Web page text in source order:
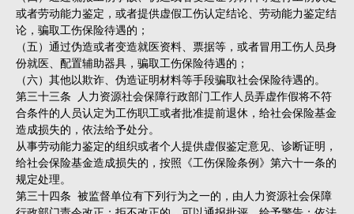
或者劳动能力鉴定，或者提供虚假工伤认定结论、劳动能力鉴定结
论，骗取工伤保险待遇的；
（五）通过伪造或者变造就医资料、票据等，或者冒用工伤人员身
份就医、配置辅助器具，骗取工伤保险待遇的；
（六）其他以欺诈、伪造证明材料等手段骗取社会保险待遇的。
第三十三条 人力资源社会保障行政部门工作人员弄虚作假将不符
合条件的人员认定为工伤职工或者批准提前退休，给社会保险基金
造成损失的，依法给予处分。
从事劳动能力鉴定的组织或者个人提供虚假鉴定意见、诊断证明，
给社会保险基金造成损失的，按照《工伤保险条例》第六十一条的
规定处理。
第三十四条 被监督单位有下列行为之一的，由人力资源社会保障